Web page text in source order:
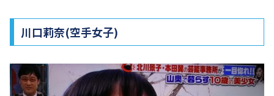
川口莉奈(空手女子)